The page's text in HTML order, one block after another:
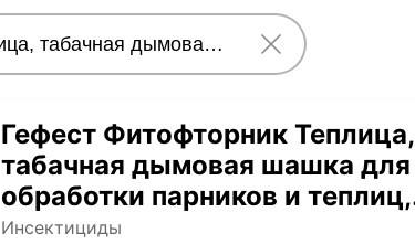
Гефест Фитофторник Теплица,
табачная дымовая шашка для
обработки парников и теплиц,
220 г
Инсектициды